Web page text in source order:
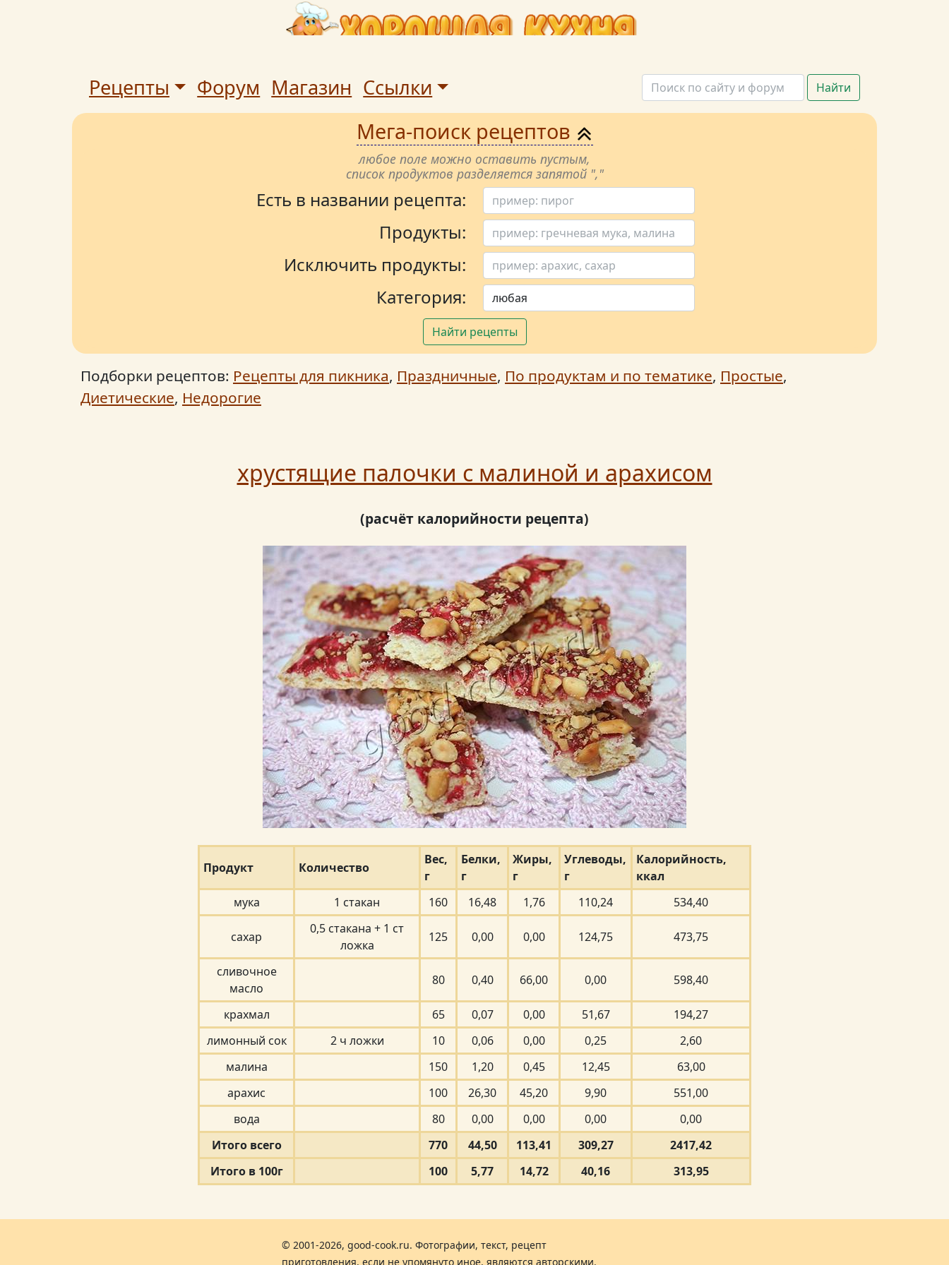
Рецепты Форум Магазин Ссылки Найти
Мега-поиск рецептов
любое поле можно оставить пустым,
список продуктов разделяется запятой ","
Есть в названии рецепта:
Продукты:
Исключить продукты:
Категория:
Найти рецепты
Подборки рецептов: Рецепты для пикника, Праздничные, По продуктам и по тематике, Простые,
Диетические, Недорогие
хрустящие палочки с малиной и арахисом
(расчёт калорийности рецепта)
Продукт Количество
Вес,
г
Белки,
г
Жиры,
г
Углеводы,
г
Калорийность,
ккал
мука
1 стакан 160 16,48 1,76 110,24 534,40
сахар
0,5 стакана + 1 ст
ложка
125 0,00 0,00 124,75 473,75
сливочное
масло
80 0,40 66,00 0,00 598,40
крахмал 65 0,07 0,00 51,67
194,27
лимонный сок
2 ч ложки 10 0,06 0,00 0,25
2,60
малина
150 1,20 0,45 12,45
63,00
арахис
100 26,30 45,20 9,90
551,00
вода
80 0,00 0,00 0,00
0,00
Итого всего
770 44,50 113,41 309,27
2417,42
Итого в 100г
100 5,77 14,72 40,16 313,95
© 2001-2026, good-cook.ru. Фотографии, текст, рецепт
приготовления, если не упомянуто иное, являются авторскими.